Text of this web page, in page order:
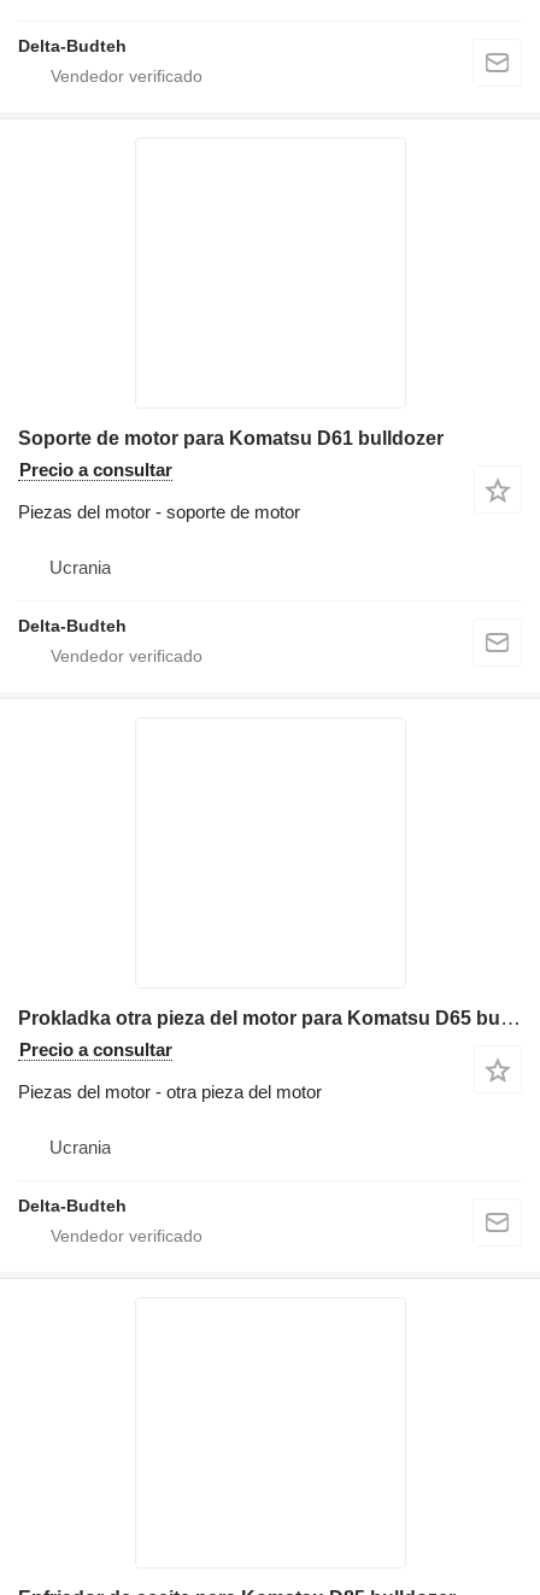
Delta-Budteh
Soporte de motor para Komatsu D61 bulldozer
Precio a consultar
Piezas del motor - soporte de motor
Ucrania
Delta-Budteh
Prokladka otra pieza del motor para Komatsu D65 bulldozer
Precio a consultar
Piezas del motor - otra pieza del motor
Ucrania
Delta-Budteh